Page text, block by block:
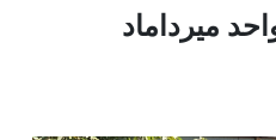
میرداماد